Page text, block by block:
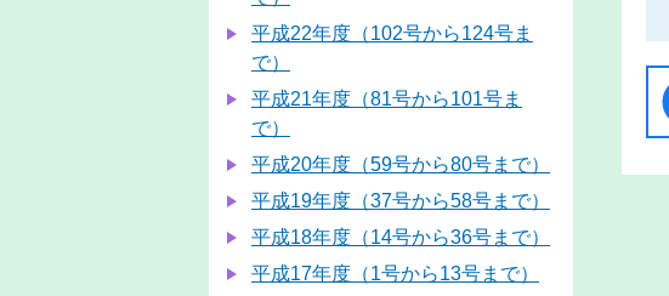
平成22年度（102号から124号ま
で）
平成21年度（81号から101号ま
で）
平成20年度（59号から80号まで）
平成19年度（37号から58号まで）
平成18年度（14号から36号まで）
平成17年度（1号から13号まで）